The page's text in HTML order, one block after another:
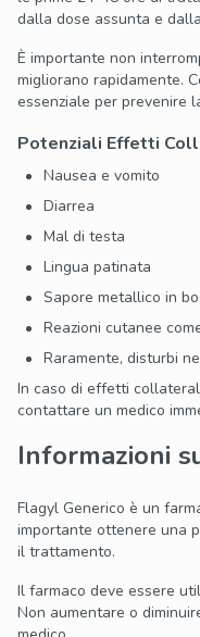
dalla dose assunta e
È importante non
migliorano rapidamente.
essenziale per prevenire
Potenziali Effetti
Nausea e vomito
Diarrea
Mal di testa
Lingua patinata
Sapore metallico in
Reazioni cutanee
Raramente, disturbi
In caso di effetti
contattare un medico
Informazioni
Flagyl Generico è un
importante ottenere una
il trattamento.
Il farmaco deve essere
Non aumentare o